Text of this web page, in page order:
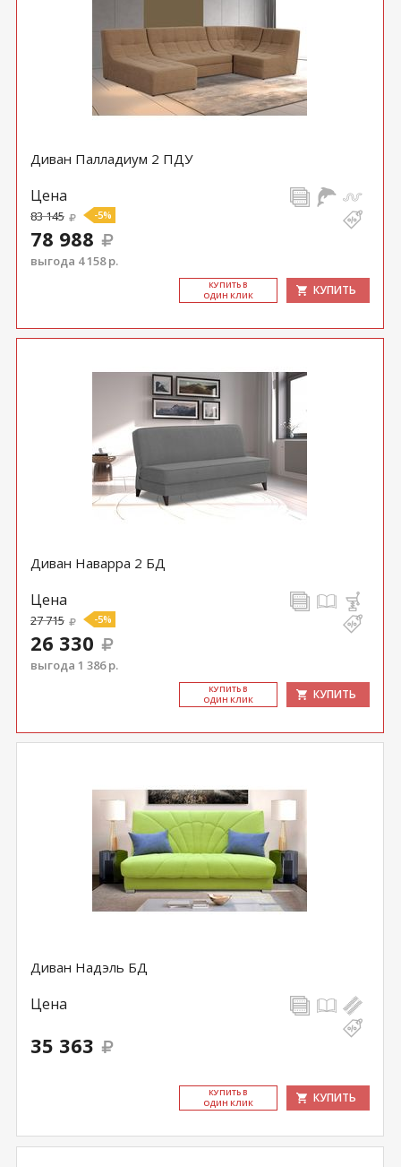
Диван Палладиум 2 ПДУ
Цена
83 145 -5%
78 988
выгода 4 158 р.
КУ­ПИТЬ В
ОДИН КЛИК
КУПИТЬ
Диван Наварра 2 БД
Цена
27 715 -5%
26 330
выгода 1 386 р.
КУ­ПИТЬ В
ОДИН КЛИК
КУПИТЬ
Диван Надэль БД
Цена
35 363
КУ­ПИТЬ В
ОДИН КЛИК
КУПИТЬ